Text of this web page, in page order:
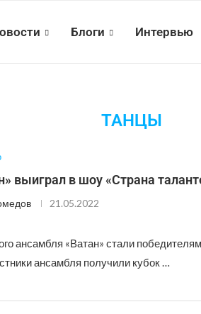
Блоги Интервью
ТАНЦЫ
выиграл в шоу «Страна
21.05.2022
ансамбля «Ватан» стали
ансамбля получили кубок …